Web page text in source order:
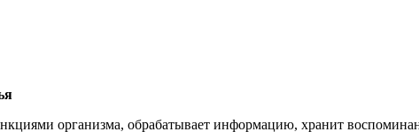
организма, обрабатывает информацию, хранит